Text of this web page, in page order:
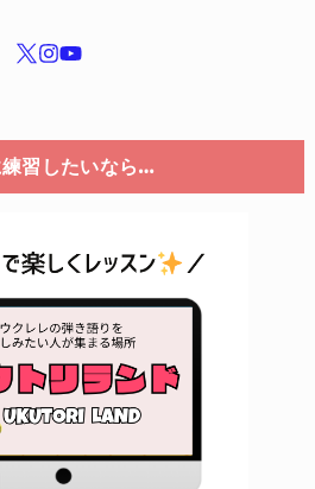
習したいなら…